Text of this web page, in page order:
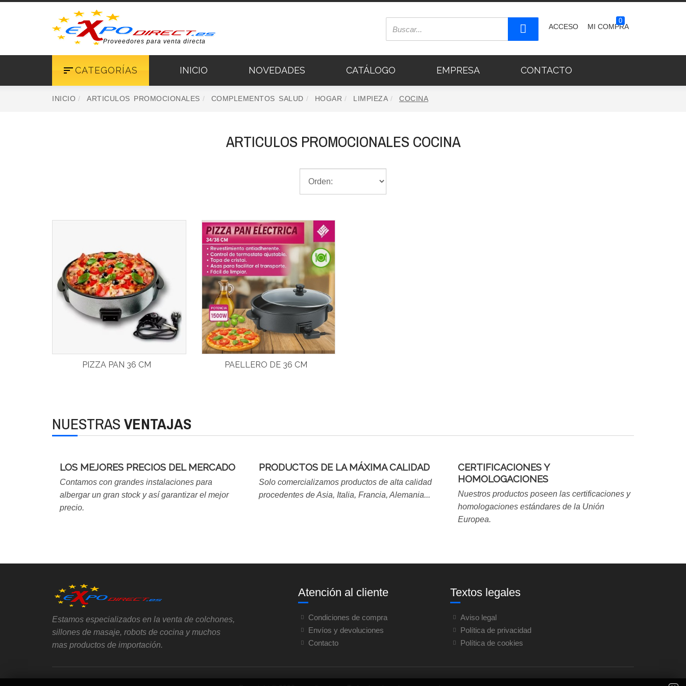
Proveedores para venta directa
ACCESO
0
MI COMPRA
INICIO NOVEDADES CATÁLOGO EMPRESA CONTACTO
CATEGORÍAS
INICIO ARTICULOS PROMOCIONALES COMPLEMENTOS SALUD HOGAR LIMPIEZA COCINA
ARTICULOS PROMOCIONALES COCINA
PIZZA PAN 36 CM PAELLERO DE 36 CM
NUESTRAS VENTAJAS
LOS MEJORES PRECIOS DEL MERCADO
Contamos con grandes instalaciones para
albergar un gran stock y así garantizar el mejor
precio.
PRODUCTOS DE LA MÁXIMA CALIDAD
Solo comercializamos productos de alta calidad
procedentes de Asia, Italia, Francia, Alemania...
CERTIFICACIONES Y
HOMOLOGACIONES
Nuestros productos poseen las certificaciones y
homologaciones estándares de la Unión
Europea.
Estamos especializados en la venta de colchones,
sillones de masaje, robots de cocina y muchos
mas productos de importación.
Atención al cliente
Condiciones de compra
Envíos y devoluciones
Contacto
Textos legales
Aviso legal
Política de privacidad
Política de cookies